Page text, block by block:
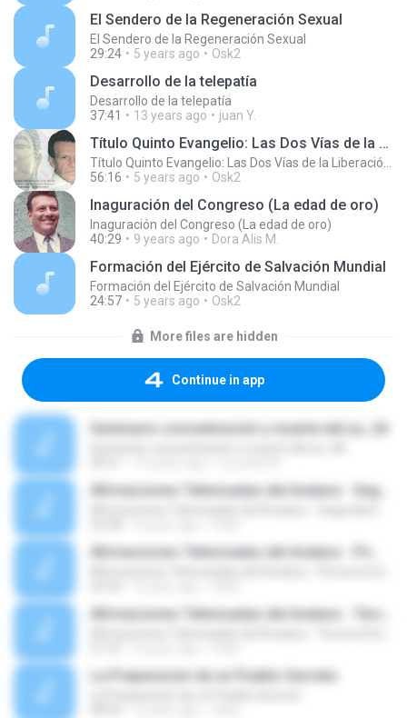
El Sendero de la Regeneración Sexual
El Sendero de la Regeneración Sexual
29:24
5 years ago Osk2
Desarrollo de la telepatía
Desarrollo de la telepatía
37:41
13 years ago juan Y.
Título Quinto Evangelio: Las Dos Vías de la Liberación - Título Original: La Fiesta de los Muertos, Despertar para no Regresar
56:16
5 years ago Osk2
Inaguración del Congreso (La edad de oro)
Inaguración del Congreso (La edad de oro)
40:29
9 years ago Dora Alis M.
Formación del Ejército de Salvación Mundial
Formación del Ejército de Salvación Mundial
24:57
5 years ago Osk2
More files are hidden
Continue in app
Seminario concentración y muerte del yo, 2A
La Preparación de un Pueblo Secreto